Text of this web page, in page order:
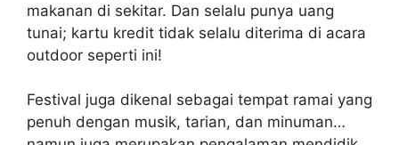
makanan di sekitar. Dan selalu punya uang
tunai; kartu kredit tidak selalu diterima di acara
outdoor seperti ini!
Festival juga dikenal sebagai tempat ramai yang
penuh dengan musik, tarian, dan minuman…